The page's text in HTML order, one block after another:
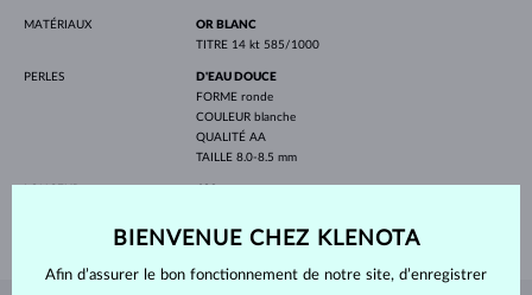
MATÉRIAUX
OR BLANC
TITRE 14 kt 585/1000
PERLES
D'EAU DOUCE
FORME ronde
COULEUR blanche
QUALITÉ AA
TAILLE 8.0-8.5 mm
BIENVENUE CHEZ KLENOTA
Afin d’assurer le bon fonctionnement de notre site, d’enregistrer